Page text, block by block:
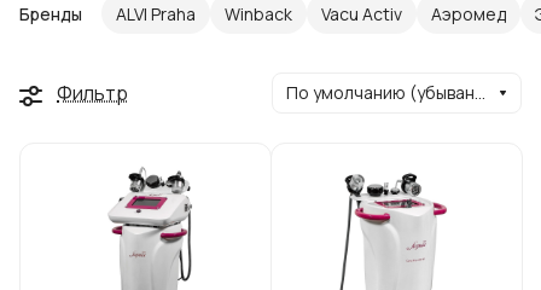
Бренды ALVI Praha Winback Vacu Activ Аэромед
Фильтр По умолчанию (убывание)